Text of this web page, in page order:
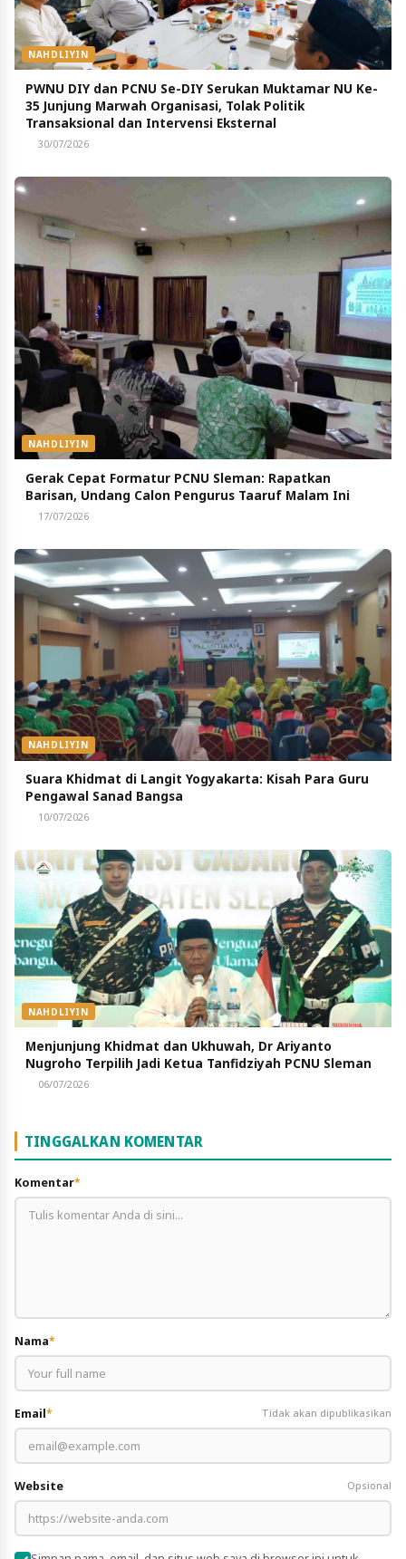
NAHDLIYIN
PWNU DIY dan PCNU Se-DIY Serukan Muktamar NU Ke-
35 Junjung Marwah Organisasi, Tolak Politik
Transaksional dan Intervensi Eksternal
30/07/2026
NAHDLIYIN
Gerak Cepat Formatur PCNU Sleman: Rapatkan
Barisan, Undang Calon Pengurus Taaruf Malam Ini
17/07/2026
NAHDLIYIN
Suara Khidmat di Langit Yogyakarta: Kisah Para Guru
Pengawal Sanad Bangsa
10/07/2026
NAHDLIYIN
Menjunjung Khidmat dan Ukhuwah, Dr Ariyanto
Nugroho Terpilih Jadi Ketua Tanfidziyah PCNU Sleman
06/07/2026
TINGGALKAN KOMENTAR
Komentar*
Nama*
Email* Tidak akan dipublikasikan
Website Opsional